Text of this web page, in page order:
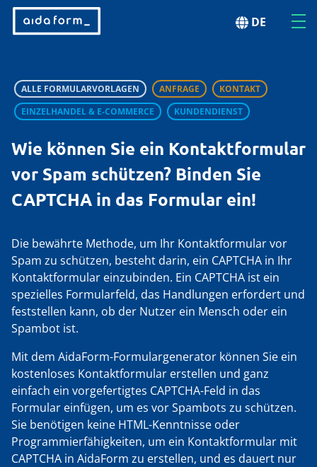
DE
ALLE FORMULARVORLAGEN ANFRAGE
KONTAKT
EINZELHANDEL & E-COMMERCE
KUNDENDIENST
Wie können Sie ein Kontaktformular
vor Spam schützen? Binden Sie
CAPTCHA in das Formular ein!
Die bewährte Methode, um Ihr Kontaktformular vor
Spam zu schützen, besteht darin, ein CAPTCHA in Ihr
Kontaktformular einzubinden. Ein CAPTCHA ist ein
spezielles Formularfeld, das Handlungen erfordert und
feststellen kann, ob der Nutzer ein Mensch oder ein
Spambot ist.
Mit dem AidaForm-Formulargenerator können Sie ein
kostenloses Kontaktformular erstellen und ganz
einfach ein vorgefertigtes CAPTCHA-Feld in das
Formular einfügen, um es vor Spambots zu schützen.
Sie benötigen keine HTML-Kenntnisse oder
Programmierfähigkeiten, um ein Kontaktformular mit
CAPTCHA in AidaForm zu erstellen, und es dauert nur